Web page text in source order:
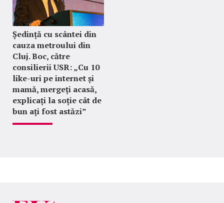
Ședință cu scântei din
cauza metroului din
Cluj. Boc, către
consilierii USR: „Cu 10
like-uri pe internet și
mamă, mergeți acasă,
explicați la soție cât de
bun ați fost astăzi”